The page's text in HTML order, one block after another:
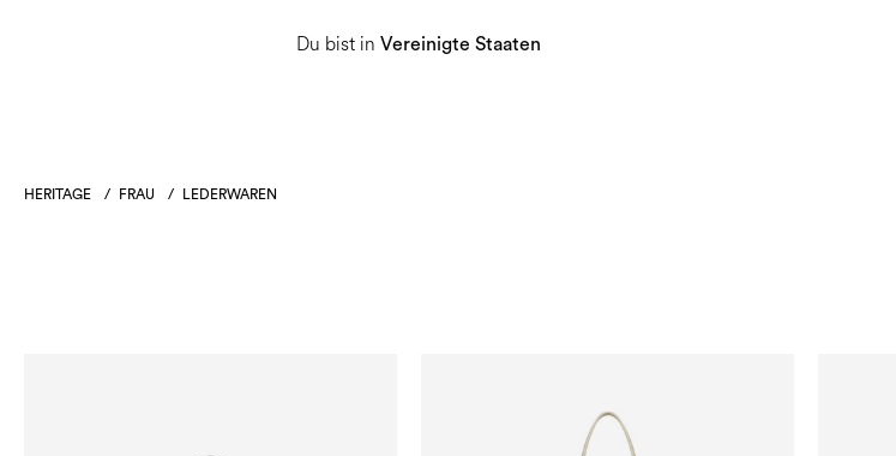
Du bist in Vereinigte Staaten
Herren Heritage-Sammlung
HERITAGE / FRAU / LEDERWAREN